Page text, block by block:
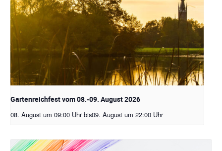
Gartenreichfest vom 08.-09. August 2026
08. August um 09:00 Uhr bis09. August um 22:00 Uhr